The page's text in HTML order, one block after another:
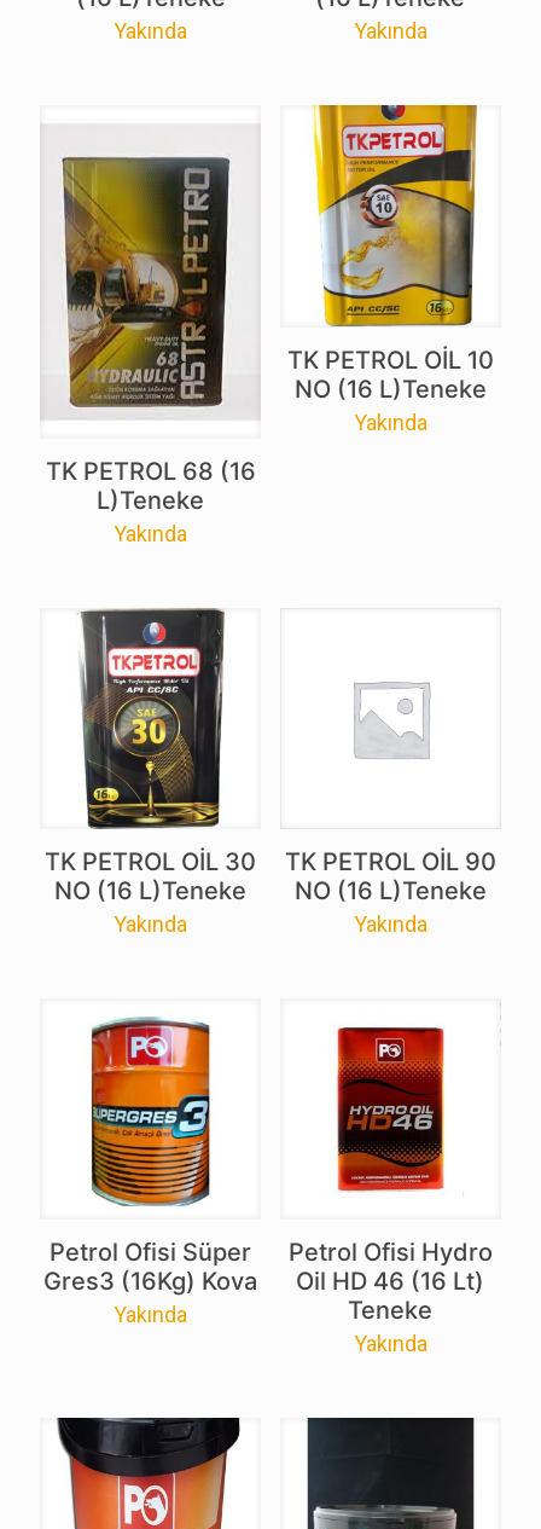
Yakında Yakında
TK PETROL 68 (16
L)Teneke
Yakında
TK PETROL OİL 10
NO (16 L)Teneke
Yakında
TK PETROL OİL 30
NO (16 L)Teneke
Yakında
TK PETROL OİL 90
NO (16 L)Teneke
Yakında
Petrol Ofisi Süper
Gres3 (16Kg) Kova
Yakında
Petrol Ofisi Hydro
Oil HD 46 (16 Lt)
Teneke
Yakında